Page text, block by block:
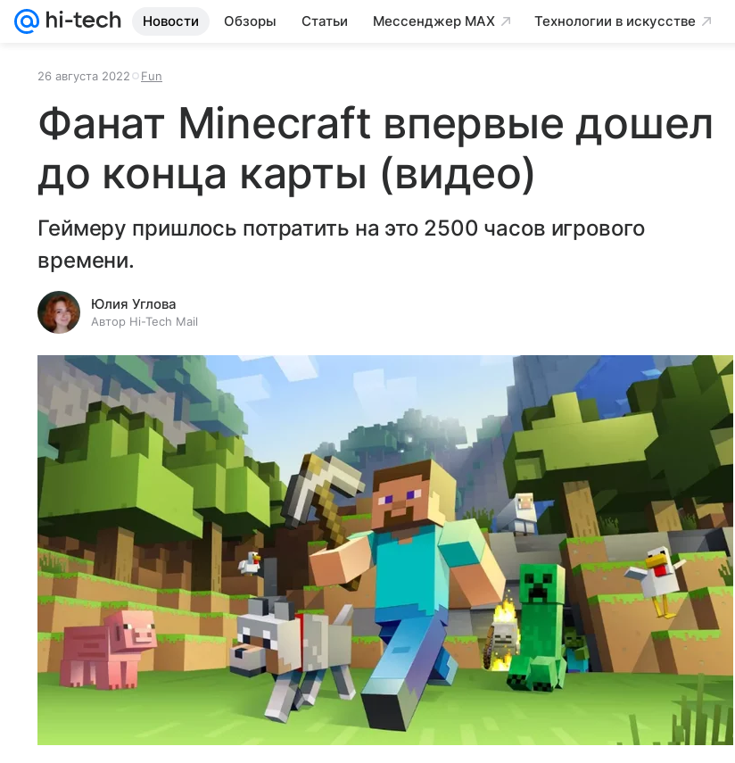
Новости Обзоры Статьи Мессенджер MAX Технологии в искусстве
26 августа 2022 Fun
Фанат Minecraft впервые дошел
до конца карты (видео)
Геймеру пришлось потратить на это 2500 часов игрового
времени.
Юлия Углова
Автор Hi-Tech Mail